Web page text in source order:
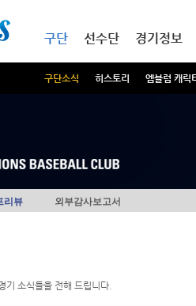
구단
구단소식 히스토리 엠블럼 캐릭
선수단 경기정보
리뷰 외부감사보고서
기 소식들을 전해 드립니다.